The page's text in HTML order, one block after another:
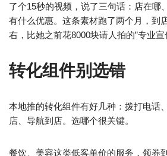
了个15秒的视频，说了三句话：店在哪
有什么优惠。这条素材跑了两个月，到
右，比她之前花8000块请人拍的”专业宣
转化组件别选错
本地推的转化组件有好几种：拨打电话
店、导航到店。选哪个很关键。
餐饮、美容这类低客单价的服务，领券